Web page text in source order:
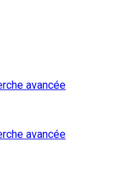
avancée
avancée